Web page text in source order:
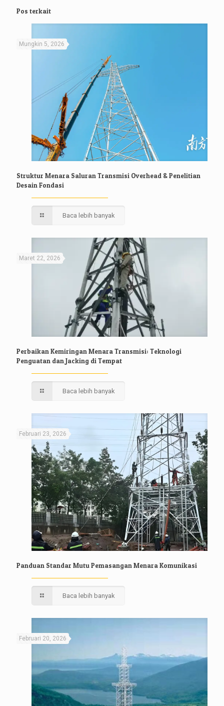
Pos terkait
Mungkin 5, 2026
Struktur Menara Saluran Transmisi Overhead & Penelitian
Desain Fondasi
Baca lebih banyak
Maret 22, 2026
Perbaikan Kemiringan Menara Transmisi: Teknologi
Penguatan dan Jacking di Tempat
Baca lebih banyak
Februari 23, 2026
Panduan Standar Mutu Pemasangan Menara Komunikasi
Baca lebih banyak
Februari 20, 2026